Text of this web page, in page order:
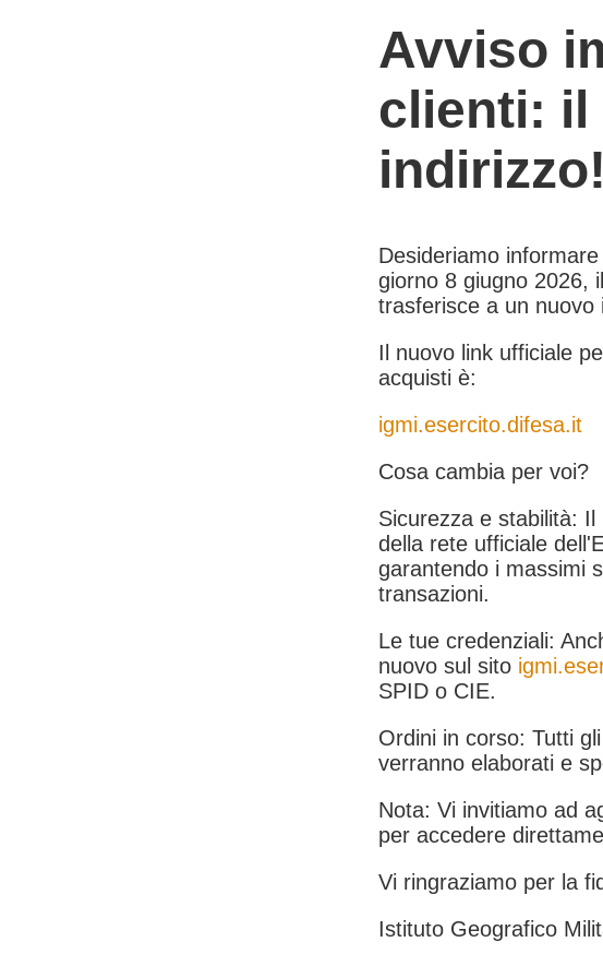
Avviso
clienti: il
indirizzo!
Desideriamo
giorno 8 giugno 2026,
trasferisce a un nuovo
Il nuovo link ufficiale
acquisti è:
igmi.esercito.difesa.it
Cosa cambia per voi?
Sicurezza e stabilità:
della rete ufficiale
garantendo i massimi
transazioni.
Le tue credenziali:
nuovo sul sito
SPID o CIE.
Ordini in corso: Tutti
verranno elaborati e
Nota: Vi invitiamo ad
per accedere
Vi ringraziamo per la
Istituto Geografico